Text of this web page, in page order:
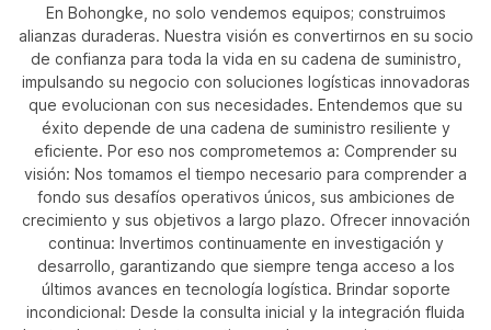
En Bohongke, no solo vendemos equipos; construimos
alianzas duraderas. Nuestra visión es convertirnos en su socio
de confianza para toda la vida en su cadena de suministro,
impulsando su negocio con soluciones logísticas innovadoras
que evolucionan con sus necesidades. Entendemos que su
éxito depende de una cadena de suministro resiliente y
eficiente. Por eso nos comprometemos a: Comprender su
visión: Nos tomamos el tiempo necesario para comprender a
fondo sus desafíos operativos únicos, sus ambiciones de
crecimiento y sus objetivos a largo plazo. Ofrecer innovación
continua: Invertimos continuamente en investigación y
desarrollo, garantizando que siempre tenga acceso a los
últimos avances en tecnología logística. Brindar soporte
incondicional: Desde la consulta inicial y la integración fluida